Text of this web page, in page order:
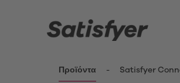
Προϊόντα Satisfyer